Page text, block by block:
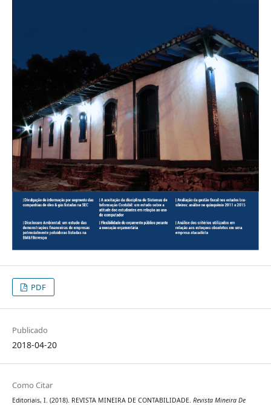
PDF
Publicado
2018-04-20
Como Citar
Editoriais, I. (2018). REVISTA MINEIRA DE CONTABILIDADE. Revista Mineira De